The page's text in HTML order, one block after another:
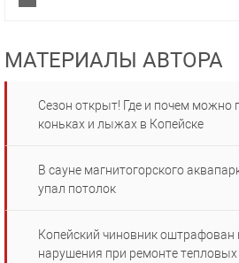
МАТЕРИАЛЫ АВТОРА
Сезон открыт! Где и почем можно
коньках и лыжах в Копейске
В сауне магнитогорского
упал потолок
Копейский чиновник оштрафован
нарушения при ремонте тепловых